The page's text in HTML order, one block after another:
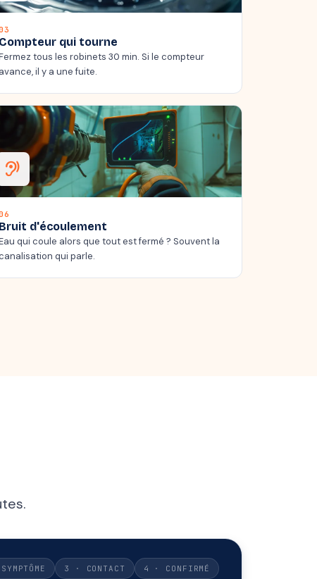
Compteur qui tourne
tous les robinets 30 min. Si le compteur
avance, il y a une fuite.
hearing
Bruit d'écoulement
qui coule alors que tout est fermé ? Souvent la
qui parle.
3 · CONTACT 4 · CONFIRMÉ